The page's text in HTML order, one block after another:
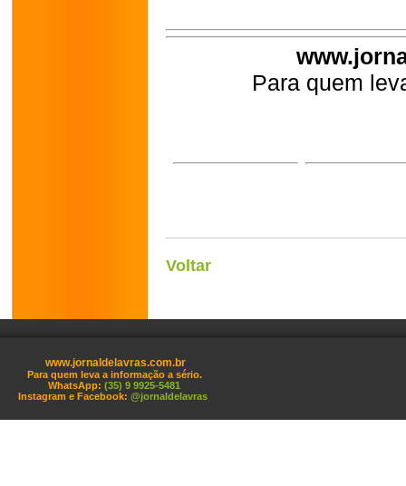
Para quem
Voltar
www.jornaldelavras.com.br
Para quem leva a informação a sério.
WhatsApp: (35) 9 9925-5481
Instagram e Facebook: @jornaldelavras